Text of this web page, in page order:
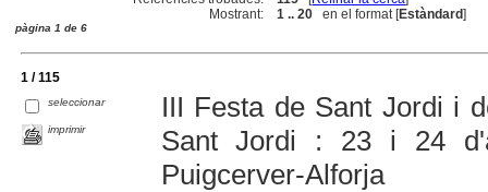
Mostrant:
1 .. 20 en el format [Estàndard]
pàgina 1 de 6
1 / 115
seleccionar
imprimir
III Festa de Sant Jordi i
Sant Jordi : 23 i 24
Puigcerver-Alforja